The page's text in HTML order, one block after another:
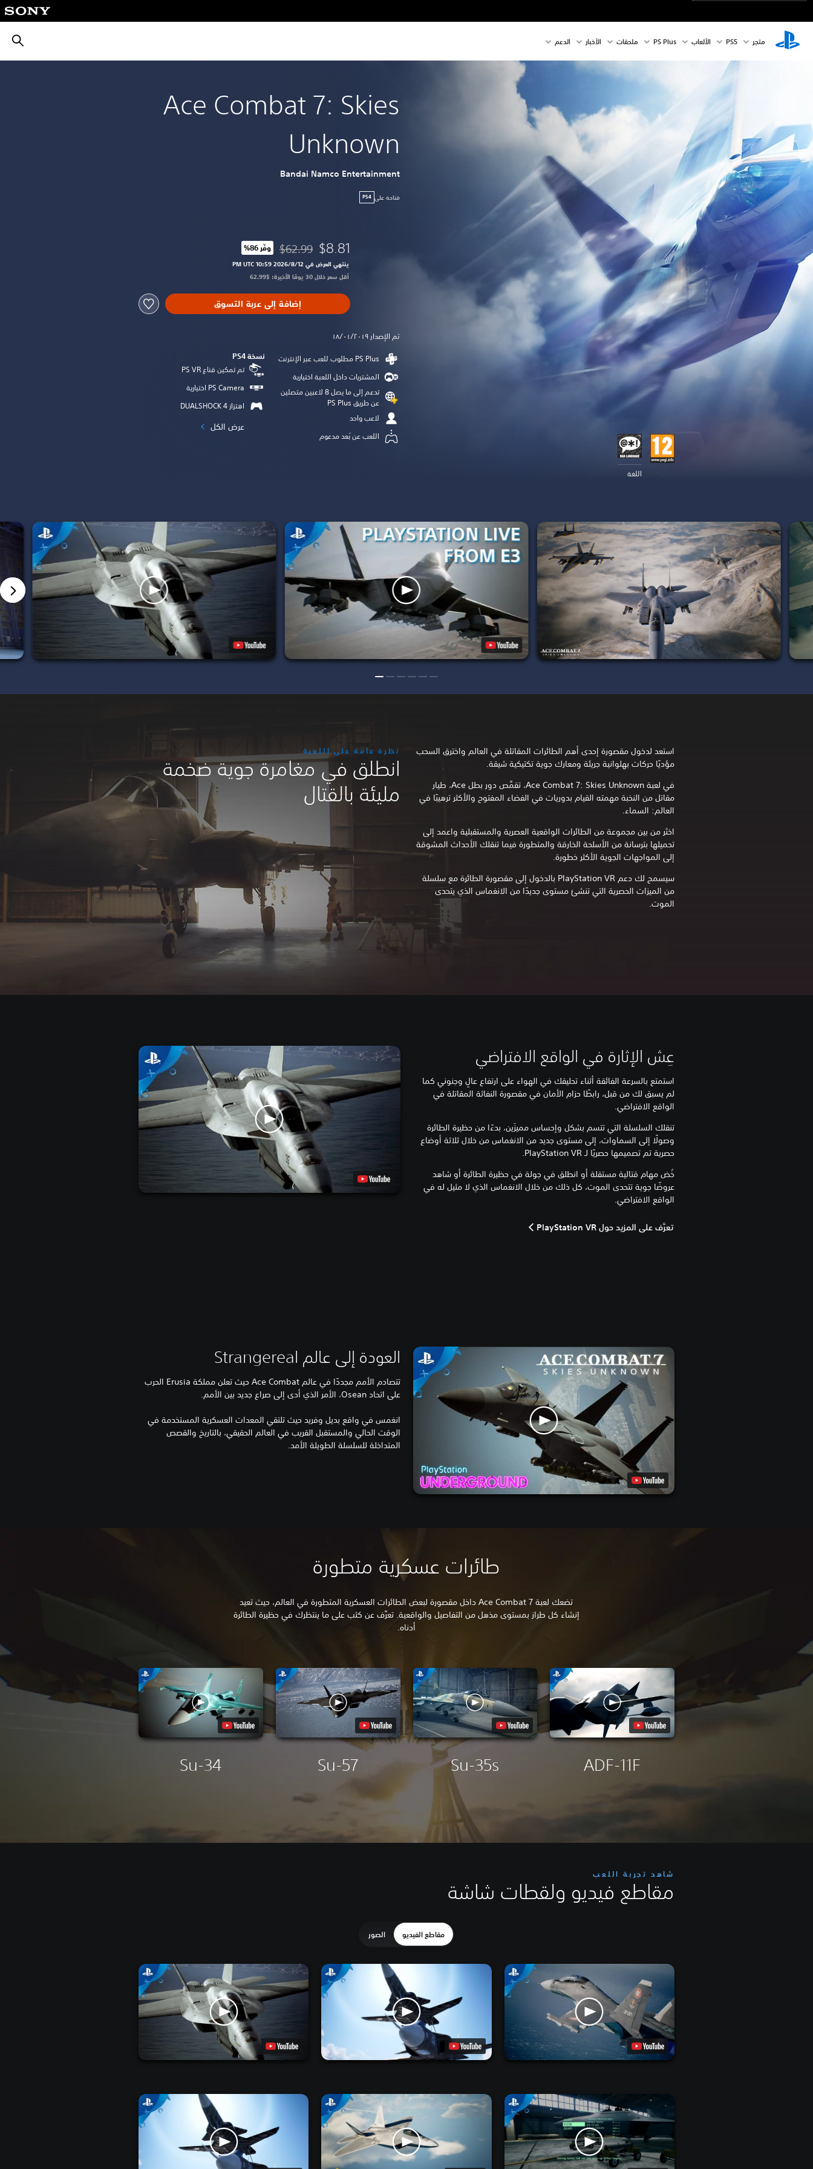
متجر PS5‏ الألعاب PS Plus ملحقات الأخبار الدعم
Ace Combat 7: Skies
Unknown
Bandai Namco Entertainment
متاحة على PS4
$8.81 مخصوم من السعر الأصلي البالغ $62.99‏
$62.99 وفّر 86%‏
ينتهي العرض في 12‏/8‏/2026 10:59 PM UTC‏
أقل سعر خلال 30 يومًا الأخيرة: $62.99‏
إضافة إلى عربة التسوق
تم الإصدار ١٨/٠١/٢٠١٩
المشتريات داخل اللعبة اختيارية
تدعم إلى ما يصل 8 لاعبين متصلين
عن طريق PS Plus‏
لاعب واحد
اللعب عن بُعد مدعوم
نسخة PS4‏
تم تمكين قناع PS VR‏
اهتزاز DUALSHOCK 4‏
عرض الكل
اللغة
نظرة عامة على اللعبة
انطلق في مغامرة جوية ضخمة
مليئة بالقتال
استعد لدخول مقصورة إحدى أهم الطائرات المقاتلة في العالم واخترق السحب
مؤديًا حركات بهلوانية جريئة ومعارك جوية تكتيكية شيقة.
في لعبة Ace Combat 7: Skies Unknown، تقمَّص دور بطل Ace، طيار
مقاتل من النخبة مهمته القيام بدوريات في الفضاء المفتوح والأكثر ترهيبًا في
العالم: السماء.
اختَر من بين مجموعة من الطائرات الواقعية العصرية والمستقبلية واعمد إلى
تحميلها بترسانة من الأسلحة الخارقة والمتطورة فيما تنقلك الأحداث المشوقة
إلى المواجهات الجوية الأكثر خطورة.
سيسمح لك دعم PlayStation VR بالدخول إلى مقصورة الطائرة مع سلسلة
من الميزات الحصرية التي تنشئ مستوى جديدًا من الانغماس الذي يتحدى
الموت.
عِش الإثارة في الواقع الافتراضي
استمتع بالسرعة الفائقة أثناء تحليقك في الهواء على ارتفاع عالٍ وجنوني كما
لم يسبق لك من قبل، رابطًا حزام الأمان في مقصورة النفاثة المقاتلة في
الواقع الافتراضي.
تنقلك السلسلة التي تتسم بشكل وإحساس مميزَين، بدءًا من حظيرة الطائرة
وصولًا إلى السماوات، إلى مستوى جديد من الانغماس من خلال ثلاثة أوضاع
حصرية تم تصميمها حصريًا لـ PlayStation VR.
خُض مهام قتالية مستقلة أو انطلق في جولة في حظيرة الطائرة أو شاهد
عروضًا جوية تتحدى الموت، كل ذلك من خلال الانغماس الذي لا مثيل له في
الواقع الافتراضي.
تعرَّف على المزيد حول PlayStation VR
العودة إلى عالم Strangereal
تتصادم الأمم مجددًا في عالم Ace Combat حيث تعلن مملكة Erusia الحرب
على اتحاد Osean، الأمر الذي أدى إلى صراع جديد بين الأمم.
انغمس في واقع بديل وفريد حيث تلتقي المعدات العسكرية المستخدمة في
الوقت الحالي والمستقبل القريب في العالم الحقيقي، بالتاريخ والقصص
المتداخلة للسلسلة الطويلة الأمد.
طائرات عسكرية متطورة
تضعك لعبة Ace Combat 7 داخل مقصورة لبعض الطائرات العسكرية المتطورة في العالم، حيث تعيد
إنشاء كل طراز بمستوى مذهل من التفاصيل والواقعية. تعرَّف عن كثب على ما ينتظرك في حظيرة الطائرة
أدناه.
Su-34 Su-57 Su-35s ADF-11F
شاهد تجربة اللعب
مقاطع فيديو ولقطات شاشة
مقاطع الفيديو الصور